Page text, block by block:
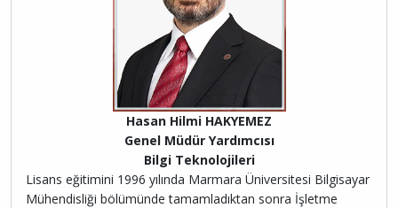
Hasan Hilmi HAKYEMEZ
Genel Müdür Yardımcısı
Bilgi Teknolojileri
Lisans eğitimini 1996 yılında Marmara Üniversitesi Bilgisayar
Mühendisliği bölümünde tamamladıktan sonra İşletme